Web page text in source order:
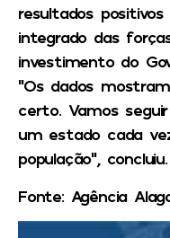
resultados
integrado das
investimento do
“Os dados
certo. Vamos
um estado cada
população”, concluiu.
Fonte: Agência